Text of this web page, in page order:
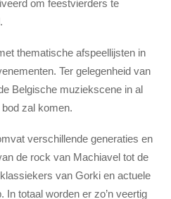
om feestvierders te
thematische afspeellijsten in
Ter gelegenheid van
Belgische muziekscene in al
zal komen.
verschillende generaties en
de rock van Machiavel tot de
van Gorki en actuele
In totaal worden er zo’n veertig